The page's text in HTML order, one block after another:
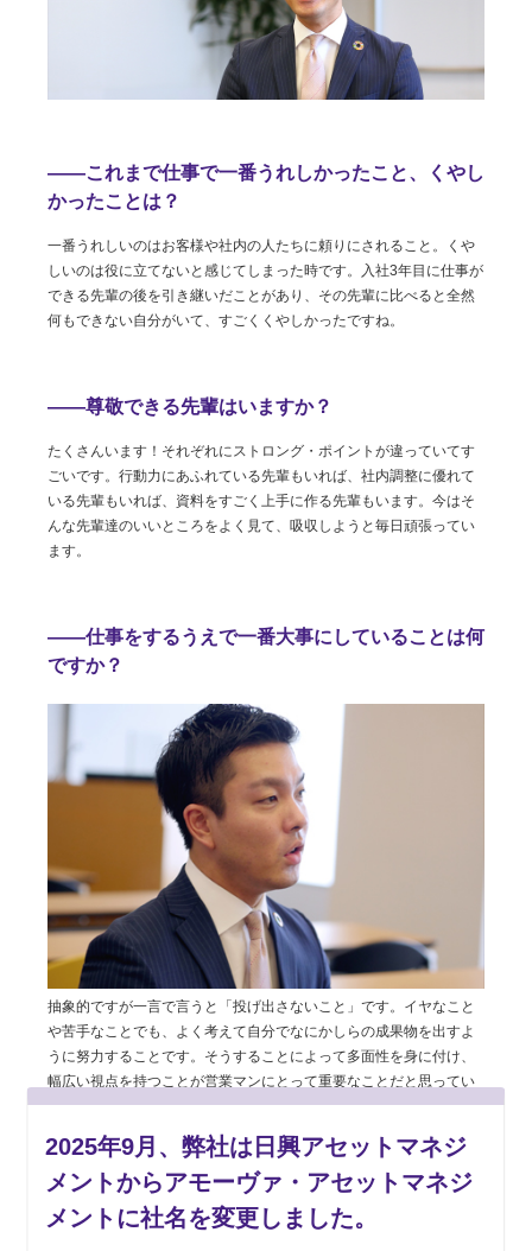
――これまで仕事で一番うれしかったこと、くやし
かったことは？
一番うれしいのはお客様や社内の人たちに頼りにされること。くや
しいのは役に立てないと感じてしまった時です。入社3年目に仕事が
できる先輩の後を引き継いだことがあり、その先輩に比べると全然
何もできない自分がいて、すごくくやしかったですね。
――尊敬できる先輩はいますか？
たくさんいます！それぞれにストロング・ポイントが違っていてす
ごいです。行動力にあふれている先輩もいれば、社内調整に優れて
いる先輩もいれば、資料をすごく上手に作る先輩もいます。今はそ
んな先輩達のいいところをよく見て、吸収しようと毎日頑張ってい
ます。
――仕事をするうえで一番大事にしていることは何
ですか？
抽象的ですが一言で言うと「投げ出さないこと」です。イヤなこと
や苦手なことでも、よく考えて自分でなにかしらの成果物を出すよ
うに努力することです。そうすることによって多面性を身に付け、
幅広い視点を持つことが営業マンにとって重要なことだと思ってい
ます。
――オフの時間は何をしていますか？
2025年9月、弊社は日興アセットマネジ
メントからアモーヴァ・アセットマネジ
メントに社名を変更しました。